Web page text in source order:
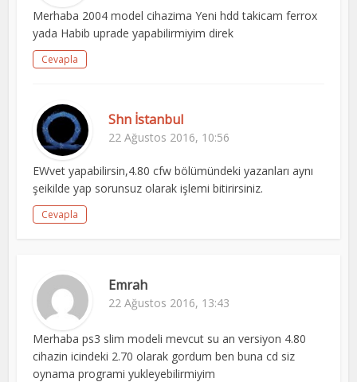
Merhaba 2004 model cihazima Yeni hdd takicam ferrox
yada Habib uprade yapabilirmiyim direk
Cevapla
Shn İstanbul
22 Ağustos 2016, 10:56
EWvet yapabilirsin,4.80 cfw bölümündeki yazanları aynı
şeikilde yap sorunsuz olarak işlemi bitirirsiniz.
Cevapla
Emrah
22 Ağustos 2016, 13:43
Merhaba ps3 slim modeli mevcut su an versiyon 4.80
cihazin icindeki 2.70 olarak gordum ben buna cd siz
oynama programi yukleyebilirmiyim